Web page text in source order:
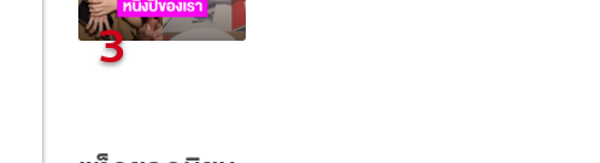
3